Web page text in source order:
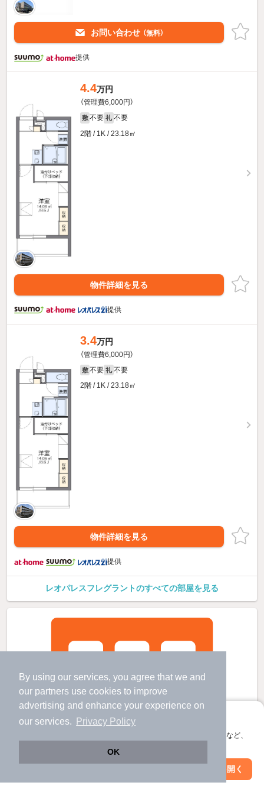
By using our services, you agree that we and
our partners use cookies to improve
advertising and enhance your experience on
our services.
Privacy Policy
OK
アプリに切り替えて、サクサクお部屋探し
会員登録なしですぐ使える。マップ検索やお気に入り保存など、
アプリを開く
お問い合わせ （無料）
提供
4.4万円
（管理費6,000円）
敷 不要 礼 不要
2階 / 1K / 23.18㎡
物件詳細を見る
提供
3.4万円
（管理費6,000円）
敷 不要 礼 不要
2階 / 1K / 23.18㎡
物件詳細を見る
提供
レオパレスフレグラントのすべての部屋を見る
絞り込み条件を変更